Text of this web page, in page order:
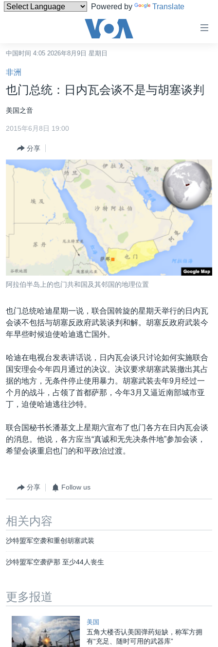
Powered by Translate
碍
链
转
内
转
到
索
台湾
港澳
国际
最新国际新闻
全球议题
分类新闻
经济·金融·贸易
人权·法律·宗教
科教·文娱·体健
环境
热点专题
美国建国250周年
美国之音专访
重要讲话与声明
南中国海争端
关注西藏
关注新疆
VOA今日焦点
中文广播
关注我们
中国时间 4:05 2026年8月9日 星期日
非洲
也门总统：日内瓦会谈不是与胡塞谈判
美国之音
2015年6月8日 19:00
分享
阿拉伯半岛上的也门共和国及其邻国的地理位置
也门总统哈迪星期一说，联合国斡旋的星期天举行的日内瓦
会谈不包括与胡塞反政府武装谈判和解。胡塞反政府武装今
年早些时候迫使哈迪逃亡国外。
哈迪在电视台发表讲话说，日内瓦会谈只讨论如何实施联合
国安理会今年四月通过的决议。决议要求胡塞武装撤出其占
据的地方，无条件停止使用暴力。胡塞武装去年9月经过一
个月的战斗，占领了首都萨那，今年3月又逼近南部城市亚
丁，迫使哈迪逃往沙特。
联合国秘书长潘基文上星期六宣布了也门各方在日内瓦会谈
的消息。他说，各方应当“真诚和无先决条件地”参加会谈，
希望会谈重启也门的和平政治过渡。
分享 Follow us
相关内容
沙特盟军空袭和重创胡塞武装
沙特盟军空袭萨那 至少44人丧生
更多报道
美国
五角大楼否认美国弹药短缺，称军方拥
有“充足、随时可用的武器库”